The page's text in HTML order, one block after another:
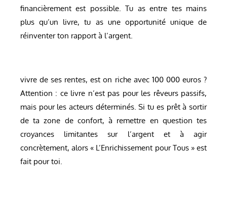
financièrement est possible. Tu as entre tes mains
plus qu’un livre, tu as une opportunité unique de
réinventer ton rapport à l’argent.
vivre de ses rentes, est on riche avec 100 000 euros ?
Attention : ce livre n’est pas pour les rêveurs passifs,
mais pour les acteurs déterminés. Si tu es prêt à sortir
de ta zone de confort, à remettre en question tes
croyances limitantes sur l’argent et à agir
concrètement, alors « L’Enrichissement pour Tous » est
fait pour toi.